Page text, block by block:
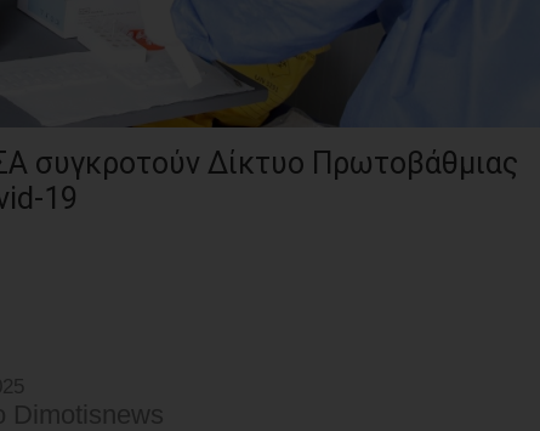
συγκροτούν Δίκτυο Πρωτοβάθμιας
19
Dimotisnews